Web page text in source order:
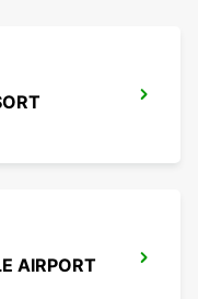
AIRPORT